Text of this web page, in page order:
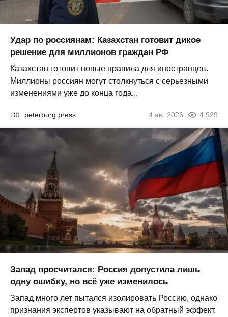
Удар по россиянам: Казахстан готовит дикое
решение для миллионов граждан РФ
Казахстан готовит новые правила для иностранцев.
Миллионы россиян могут столкнуться с серьезными
изменениями уже до конца года...
peterburg.press 4 авг 2026 4 929
Запад просчитался: Россия допустила лишь
одну ошибку, но всё уже изменилось
Запад много лет пытался изолировать Россию, однако
признания экспертов указывают на обратный эффект.